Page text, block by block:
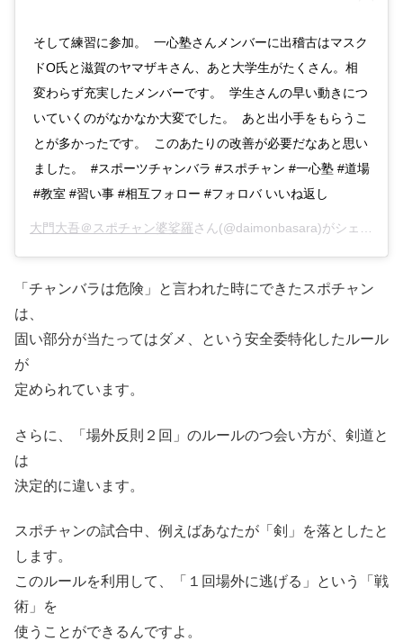
そして練習に参加。 一心塾さんメンバーに出稽古はマスク
ドO氏と滋賀のヤマザキさん、あと大学生がたくさん。相
変わらず充実したメンバーです。 学生さんの早い動きにつ
いていくのがなかなか大変でした。 あと出小手をもらうこ
とが多かったです。 このあたりの改善が必要だなあと思い
ました。 #スポーツチャンバラ #スポチャン #一心塾 #道場
#教室 #習い事 #相互フォロー #フォロバ いいね返し
大門大吾＠スポチャン婆娑羅さん(@daimonbasara)がシェアした投稿 –
「チャンバラは危険」と言われた時にできたスポチャン
は、
固い部分が当たってはダメ、という安全委特化したルール
が
定められています。
さらに、「場外反則２回」のルールのつ会い方が、剣道と
は
決定的に違います。
スポチャンの試合中、例えばあなたが「剣」を落としたと
します。
このルールを利用して、「１回場外に逃げる」という「戦
術」を
使うことができるんですよ。